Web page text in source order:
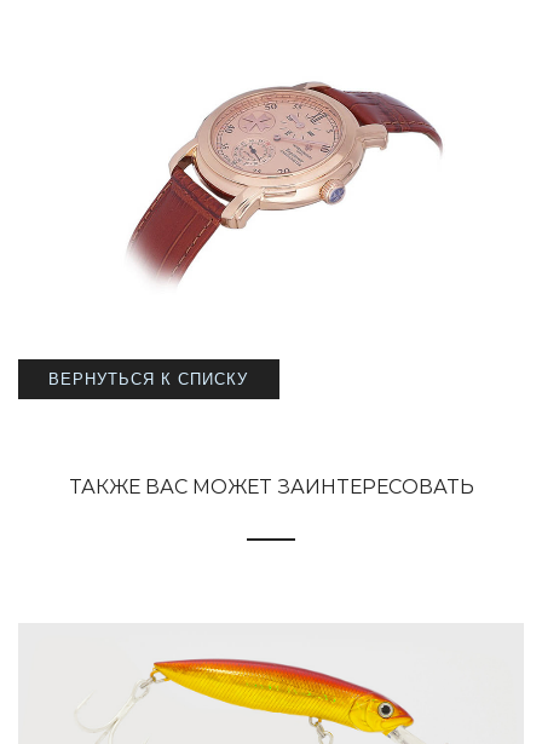
ВЕРНУТЬСЯ К СПИСКУ
ТАКЖЕ ВАС МОЖЕТ ЗАИНТЕРЕСОВАТЬ